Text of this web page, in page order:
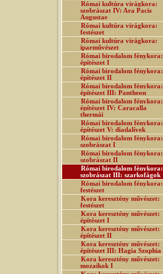
Római kultúra virágkora:
szobrászat IV: Ara Pacis
Augustae
Római kultúra virágkora:
festészet
Római kultúra virágkora:
iparművészet
Római birodalom fénykora:
építészet I
Római birodalom fénykora:
építészet II
Római birodalom fénykora:
építészet III: Pantheon
Római birodalom fénykora:
építészet IV: Caracalla
thermái
Római birodalom fénykora:
építészet V: diadalívek
Római birodalom fénykora:
szobrászat I
Római birodalom fénykora:
szobrászat II
Római birodalom fénykora:
szobrászat III: szarkofágok
Római birodalom fénykora:
festészet
Kora keresztény művészet:
festészet
Kora keresztény művészet:
építészet I
Kora keresztény művészet:
építészet II
Kora keresztény művészet:
építészet III: Hagia Szophia
Kora keresztény művészet:
mozaikok I